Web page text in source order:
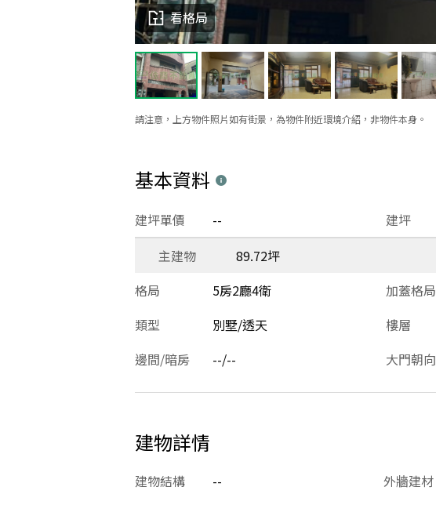
請注意，上方物件照片如有街景，為物件附近環境介紹，非物件本身。
看格局
基本資料
建坪
建坪單價 --
主建物
89.72坪
格局
5房2廳4衛 加蓋格局
類型
別墅/透天 樓層
邊間/暗房 --/-- 大門朝向
建物詳情
建物結構 -- 外牆建材